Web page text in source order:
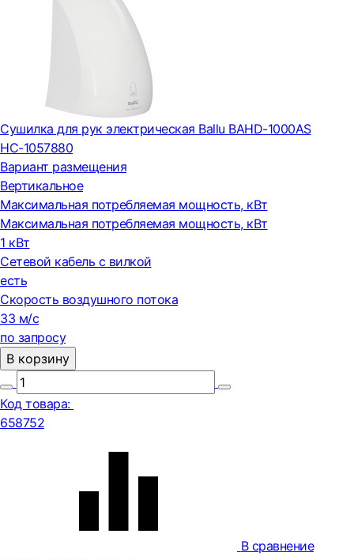
Сушилка для рук электрическая Ballu BAHD-1000AS
НС-1057880
Вариант размещения
Вертикальное
Максимальная потребляемая мощность, кВт
Максимальная потребляемая мощность, кВт
1 кВт
Сетевой кабель с вилкой
есть
Скорость воздушного потока
33 м/с
по запросу
В корзину
Код товара:
658752
В сравнение